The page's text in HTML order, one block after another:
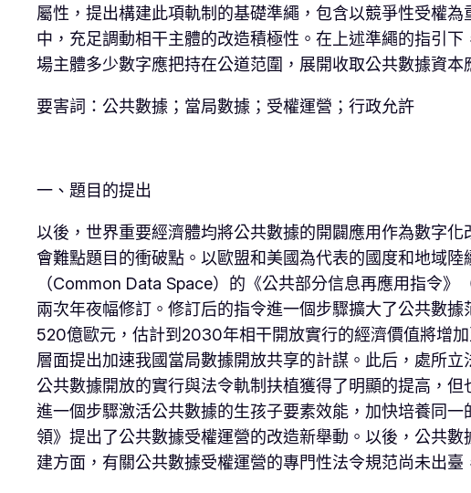
屬性，提出構建此項軌制的基礎準繩，包含以競爭性受權
中，充足調動相干主體的改造積極性。在上述準繩的指引
場主體多少數字應把持在公道范圍，展開收取公共數據資
要害詞：公共數據；當局數據；受權運營；行政允許
一、題目的提出
以後，世界重要經濟體均將公共數據的開闢應用作為數字
會難點題目的衝破點。以歐盟和美國為代表的國度和地域
（Common Data Space）的《公共部分信息再應用指令
兩次年夜幅修訂。修訂后的指令進一個步驟擴大了公共數
520億歐元，估計到2030年相干開放實行的經濟價值將增
層面提出加速我國當局數據開放共享的計謀。此后，處所立
公共數據開放的實行與法令軌制扶植獲得了明顯的提高，
進一個步驟激活公共數據的生孩子要素效能，加快培養同
領》提出了公共數據受權運營的改造新舉動。以後，公共
建方面，有關公共數據受權運營的專門性法令規范尚未出